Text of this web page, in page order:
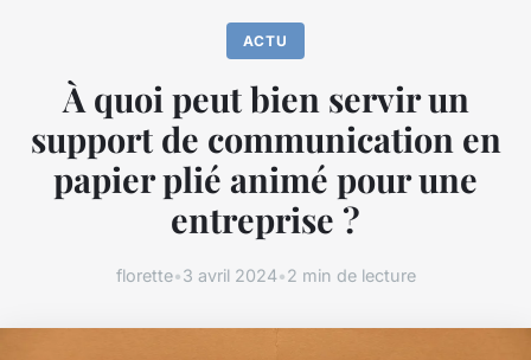
ACTU
À quoi peut bien servir un
support de communication en
papier plié animé pour une
entreprise ?
florette•3 avril 2024•2 min de lecture